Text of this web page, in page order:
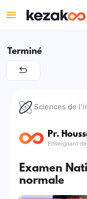
Terminé
Sciences de
Pr.
Enseignant
Examen
normale